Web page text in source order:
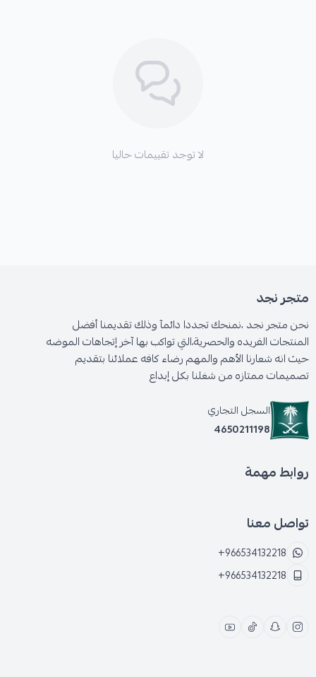
لا توجد تقييمات حاليا
متجر نجد
نحن متجر نجد ،نمنحك تجددا دائمآ وذلك تقديمنا أفضل
المنتجات الفريده والحصرية،التي تواكب بها آخر إتجاهات الموضه
حيث انه شعارنا الأهم والمهم رضاء كافه عملائنا بتقديم
تصميمات ممتازه من شغلنا بكل إبداع
السجل التجاري
4650211198
روابط مهمة
تواصل معنا
+966534132218
+966534132218